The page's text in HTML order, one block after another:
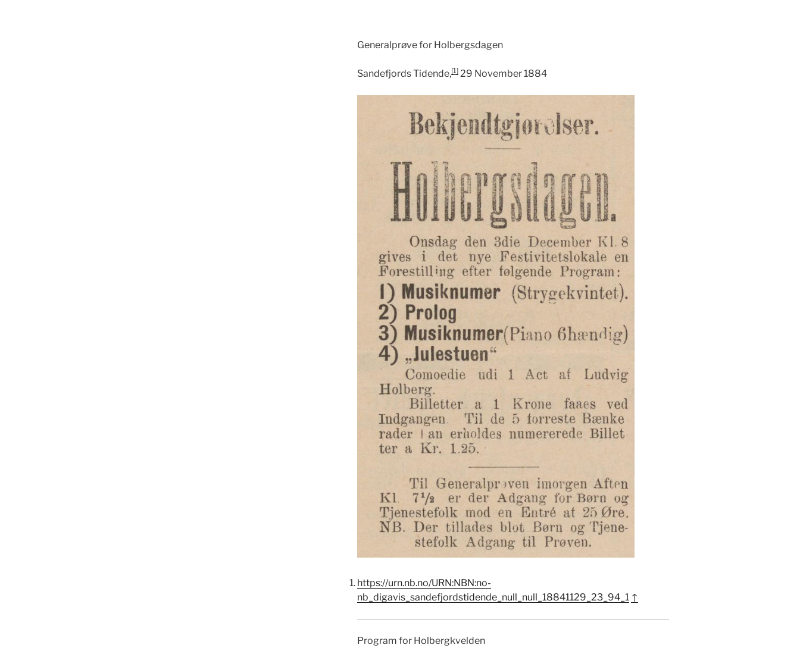
Generalprøve for Holbergsdagen
Sandefjords Tidende,[1]29 November 1884
https://urn.nb.no/URN:NBN:no-
nb_digavis_sandefjordstidende_null_null_18841129_23_94_1 ↑
Program for Holbergkvelden